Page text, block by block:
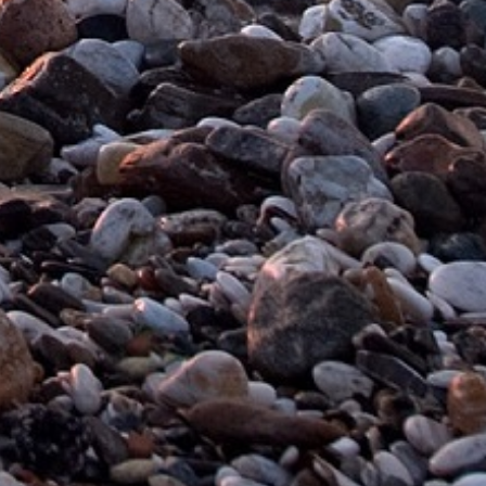
могут быть изменены производителем без
на ошибки в сведениях, размещенных в
сайтах производителей. Описание товара,
Справедливые цены